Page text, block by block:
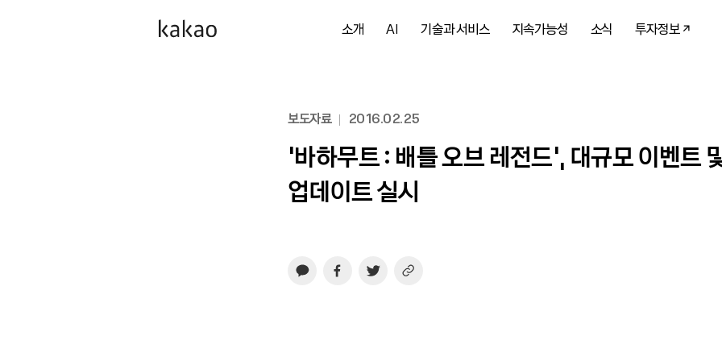
소개 AI 기술과 서비스 지속가능성 소식 투자정보
보도자료 2016.02.25
‘바하무트 : 배틀 오브 레전드’, 대규모 이벤트
업데이트 실시